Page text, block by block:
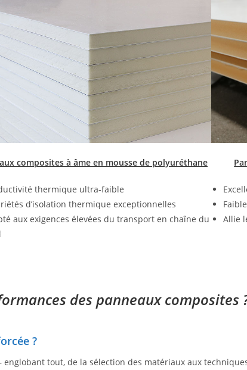
composites à âme en mousse de polyuréthane
thermique ultra-faible
d’isolation thermique exceptionnelles
aux exigences élevées du transport en chaîne du
Allie
des panneaux composites
?
tout, de la sélection des matériaux aux